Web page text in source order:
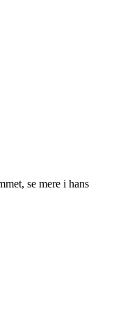
se mere i hans